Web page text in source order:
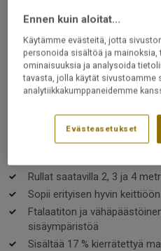
Iconik T-Extra |
Grey
Iconik T-Extra on
valikoima ajattomia
kivikuoseista aina klassisiin
on käytännöllinen, kestävä,
sekä mukava jalan alla. Lue
Rullat saatavilla 2, 3 ja 4
Sopii erityisen hyvin
Ftalaatiton ja
sisäympäristöä
Sisältää 17 % kierrätettyä
Ennen kuin aloitat...
Käytämme evästeitä, jotta
personoida sisältöä ja
ominaisuuksia ja analysoida
tavasta, jolla käytät sivustoamme
analytiikkakumppaneidemme
Evästeasetukset